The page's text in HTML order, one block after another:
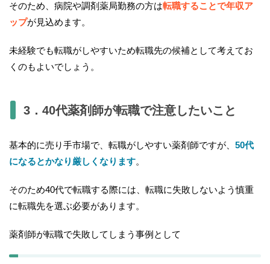
そのため、病院や調剤薬局勤務の方は転職することで年収ア
ップが見込めます。
未経験でも転職がしやすいため転職先の候補として考えてお
くのもよいでしょう。
3．40代薬剤師が転職で注意したいこと
基本的に売り手市場で、転職がしやすい薬剤師ですが、 50代
になるとかなり厳しくなります。
そのため40代で転職する際には、転職に失敗しないよう慎重
に転職先を選ぶ必要があります。
薬剤師が転職で失敗してしまう事例として